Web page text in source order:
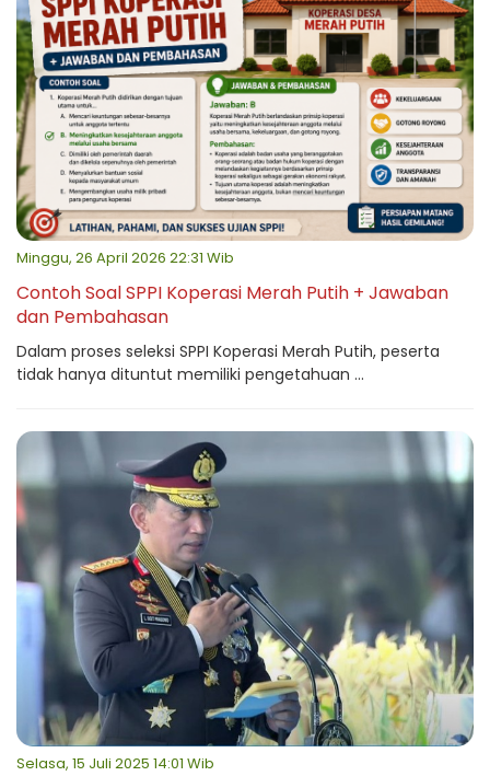
Minggu, 26 April 2026 22:31 Wib
Contoh Soal SPPI Koperasi Merah Putih + Jawaban
dan Pembahasan
Dalam proses seleksi SPPI Koperasi Merah Putih, peserta
tidak hanya dituntut memiliki pengetahuan ...
Selasa, 15 Juli 2025 14:01 Wib